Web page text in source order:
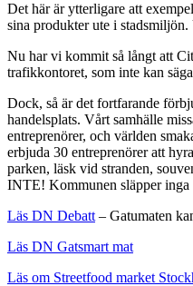
Det här är ytterligare att
sina produkter ute i
Nu har vi kommit så långt att
trafikkontoret, som inte kan
Dock, så är det fortfarande
handelsplats. Vårt samhälle
entreprenörer, och världen
erbjuda 30 entreprenörer att
parken, läsk vid stranden,
INTE! Kommunen släpper inga
Läs DN Debatt – Gatumaten
Läs DN Gatsmart mat
Läs om Streetfood market